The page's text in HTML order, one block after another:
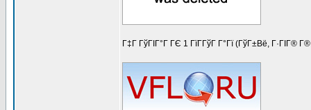
Г‡Г ГўГІГ°Г ГЄ 1 ГїГ­ГўГ Г°Гї (ГўГ±Вё, Г·ГІГ®